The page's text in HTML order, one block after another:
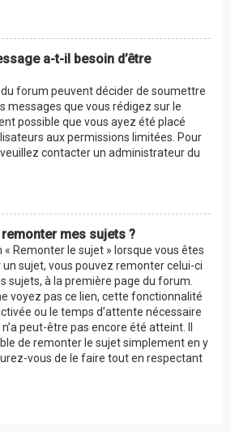
a-t-il besoin d’être
du forum peuvent décider de soumettre
messages que vous rédigez sur le
possible que vous ayez été placé
aux permissions limitées. Pour
contacter un administrateur du
mes sujets ?
« Remonter le sujet » lorsque vous êtes
sujet, vous pouvez remonter celui-ci
sujets, à la première page du forum.
voyez pas ce lien, cette fonctionnalité
ou le temps d’attente nécessaire
peut-être pas encore été atteint. Il
de remonter le sujet simplement en y
vous de le faire tout en respectant